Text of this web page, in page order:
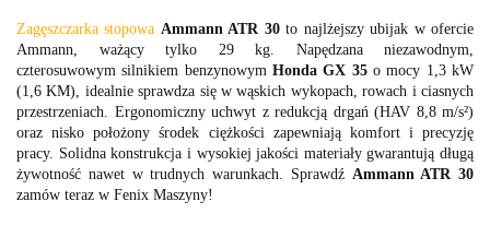
Zagęszczarka stopowa Ammann ATR 30to najlżejszy ubijak w ofercie
Ammann, ważący tylko 29 kg. Napędzana niezawodnym,
czterosuwowym silnikiem benzynowym Honda GX 35o mocy 1,3 kW
(1,6 KM), idealnie sprawdza się w wąskich wykopach, rowach i ciasnych
przestrzeniach. Ergonomiczny uchwyt z redukcją drgań (HAV 8,8 m/s²)
oraz nisko położony środek ciężkości zapewniają komfort i precyzję
pracy. Solidna konstrukcja i wysokiej jakości materiały gwarantują długą
żywotność nawet w trudnych warunkach. Sprawdź Ammann ATR 30
zamów teraz w Fenix Maszyny!